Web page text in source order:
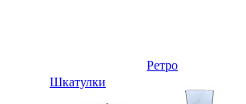
Шкатулки
Ретро